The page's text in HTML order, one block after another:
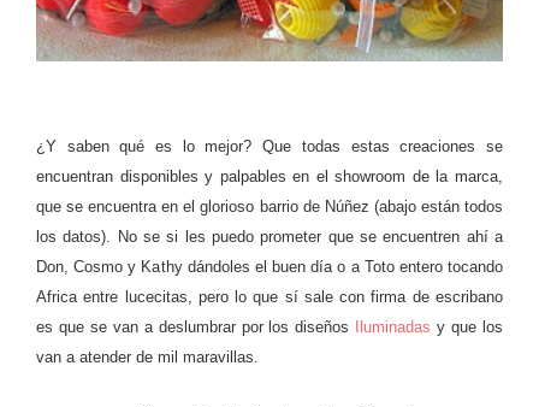
¿Y saben qué es lo mejor? Que todas estas creaciones se
encuentran disponibles y palpables en el showroom de la marca,
que se encuentra en el glorioso barrio de Núñez (abajo están todos
los datos). No se si les puedo prometer que se encuentren ahí a
Don, Cosmo y Kathy dándoles el buen día o a Toto entero tocando
Africa entre lucecitas, pero lo que sí sale con firma de escribano
es que se van a deslumbrar por los diseños
Iluminadas y que los
van a atender de mil maravillas.